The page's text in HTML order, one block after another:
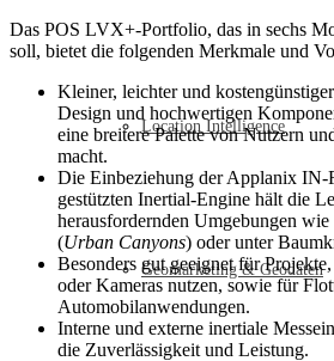
Location Intelligence
Geomarketing & Geodaten
Das POS LVX+-Portfolio, das in sechs
soll, bietet die folgenden Merkmale und
Kleiner, leichter und
Design und hochwertigen
eine breitere Palette von Nutzern
macht.
Die Einbeziehung der Applanix IN-
gestützten Inertial-Engine hält die
herausfordernden Umgebungen wie
(Urban Canyons) oder unter
Besonders gut geeignet für
oder Kameras nutzen, sowie für
Automobilanwendungen.
Interne und externe inertiale
die Zuverlässigkeit und Leistung.